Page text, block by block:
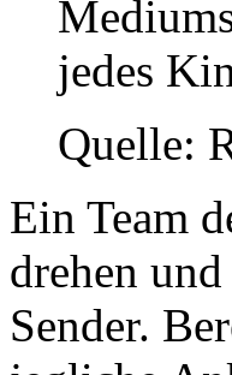
jedes
Quelle:
Ein Team
drehen
Sender.